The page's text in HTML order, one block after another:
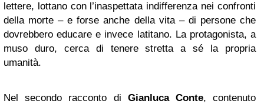
lettere, lottano con l’inaspettata indifferenza nei confronti
della morte – e forse anche della vita – di persone che
dovrebbero educare e invece latitano. La protagonista, a
muso duro, cerca di tenere stretta a sé la propria
umanità.
Nel secondo racconto di Gianluca Conte, contenuto